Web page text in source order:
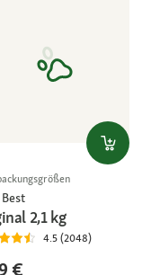
2,1 kg
4.5 (2048)
€